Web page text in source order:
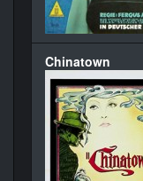
Chinatown